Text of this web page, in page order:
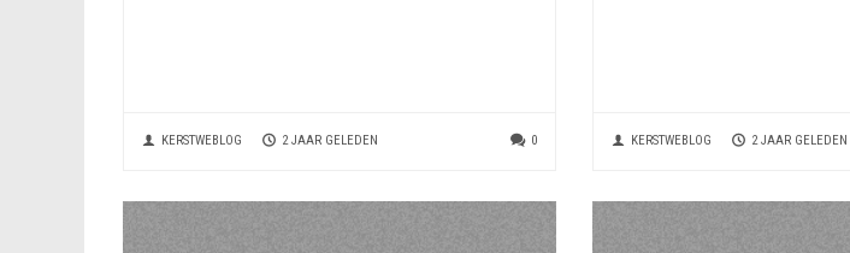
KERSTWEBLOG 2 JAAR GELEDEN 0 KERSTWEBLOG 2 JAAR GELEDEN